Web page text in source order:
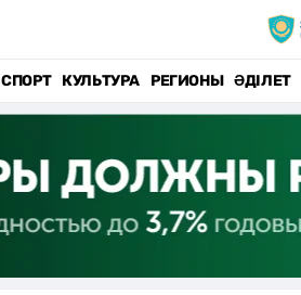
СПОРТ КУЛЬТУРА РЕГИОНЫ ӘДІЛЕТ